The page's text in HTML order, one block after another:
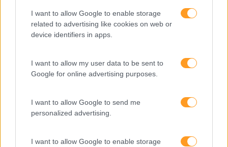
I want to allow Google to enable storage
related to advertising like cookies on web or
device identifiers in apps.
I want to allow my user data to be sent to
Google for online advertising purposes.
I want to allow Google to send me
personalized advertising.
I want to allow Google to enable storage
Desenvolvimento De Competências
Entrevista
Interculturalidade
Keep In Mind
Liderança